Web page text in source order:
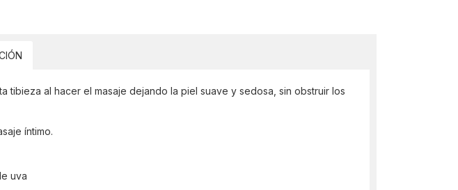
tibieza al hacer el masaje dejando la piel suave y sedosa, sin obstruir los
íntimo.
uva